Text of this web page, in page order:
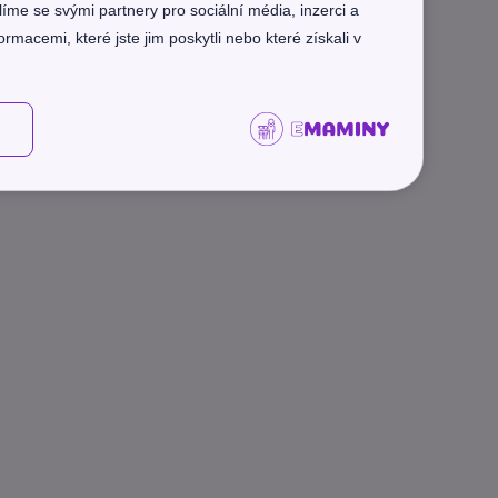
se svými partnery pro sociální média, inzerci a
které jste jim poskytli nebo které získali v